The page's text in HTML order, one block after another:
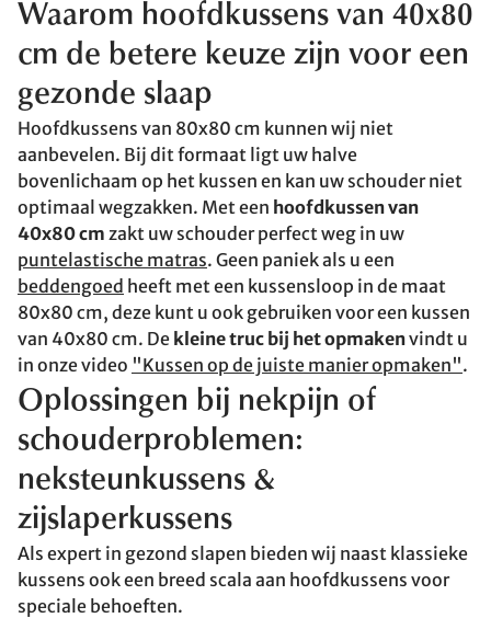
Waarom hoofdkussens van 40x80
cm de betere keuze zijn voor een
gezonde slaap
Hoofdkussens van 80x80 cm kunnen wij niet
aanbevelen. Bij dit formaat ligt uw halve
bovenlichaam op het kussen en kan uw schouder niet
optimaal wegzakken. Met een hoofdkussen van
40x80 cm zakt uw schouder perfect weg in uw
puntelastische matras. Geen paniek als u een
beddengoed heeft met een kussensloop in de maat
80x80 cm, deze kunt u ook gebruiken voor een kussen
van 40x80 cm. De kleine truc bij het opmakenvindt u
in onze video "Kussen op de juiste manier opmaken".
Oplossingen bij nekpijn of
schouderproblemen:
neksteunkussens &
zijslaperkussens
Als expert in gezond slapen bieden wij naast klassieke
kussens ook een breed scala aan hoofdkussens voor
speciale behoeften.